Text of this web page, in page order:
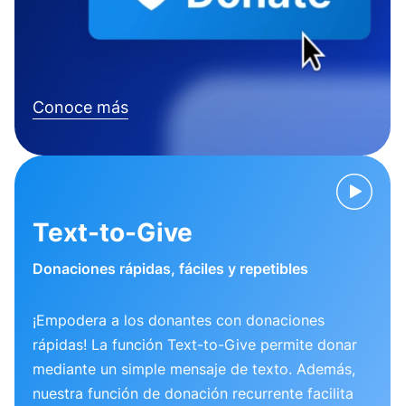
Conoce más
Text-to-Give
Donaciones rápidas, fáciles y repetibles
¡Empodera a los donantes con donaciones
rápidas! La función Text-to-Give permite donar
mediante un simple mensaje de texto. Además,
nuestra función de donación recurrente facilita